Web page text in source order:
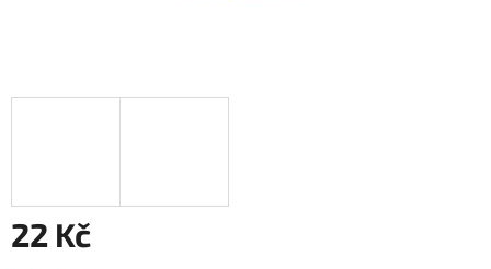
22 Kč